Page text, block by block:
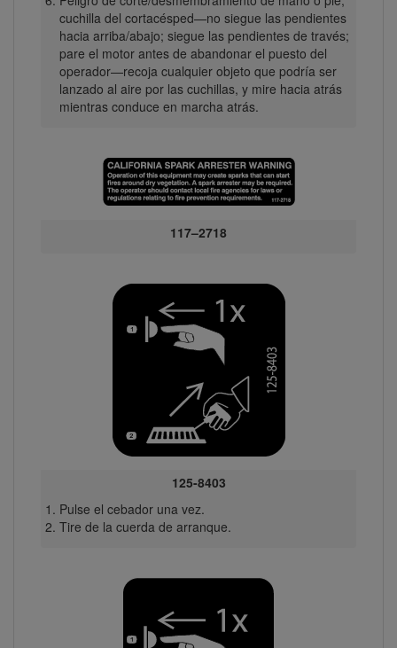
cuchilla del cortacésped—no siegue las pendientes
hacia arriba/abajo; siegue las pendientes de través;
pare el motor antes de abandonar el puesto del
operador—recoja cualquier objeto que podría ser
lanzado al aire por las cuchillas, y mire hacia atrás
mientras conduce en marcha atrás.
117–2718
125-8403
Pulse el cebador una vez.
Tire de la cuerda de arranque.